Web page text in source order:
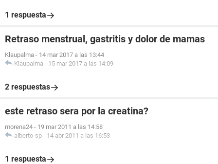
1 respuesta
Retraso menstrual, gastritis y dolor de mamas
Klaupalma - 14 mar 2017 a las 13:44
Klaupalma - 15 mar 2017 a las 14:09
2 respuestas
este retraso sera por la creatina?
morena24 - 19 mar 2011 a las 14:58
alberto-sp - 14 abr 2011 a las 16:53
1 respuesta